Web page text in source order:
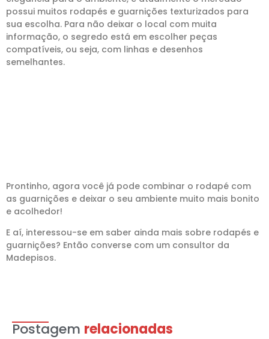
possui muitos rodapés e guarnições texturizados para
sua escolha. Para não deixar o local com muita
informação, o segredo está em escolher peças
compatíveis, ou seja, com linhas e desenhos
semelhantes.
Prontinho, agora você já pode combinar o rodapé com
as guarnições e deixar o seu ambiente muito mais bonito
e acolhedor!
E aí, interessou-se em saber ainda mais sobre rodapés e
guarnições? Então converse com um consultor da
Madepisos.
Postagem relacionadas